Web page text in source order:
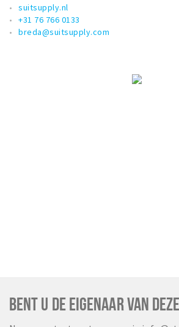
suitsupply.nl
+31 76 766 0133
breda@suitsupply.com
BENT U DE EIGENAAR VAN